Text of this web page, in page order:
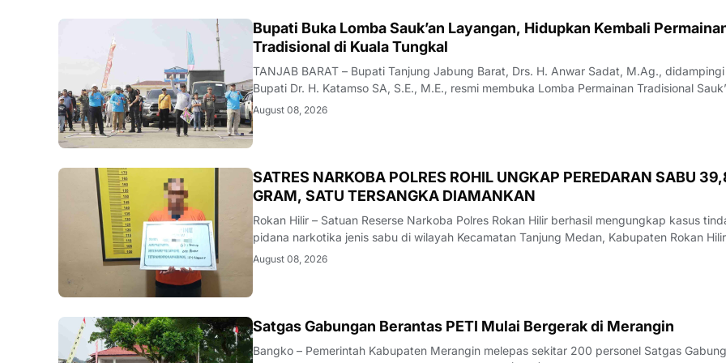
Bupati Buka Lomba Sauk’an Layangan, Hidupkan Kembali
‎TANJAB BARAT – Bupati Tanjung Jabung Barat, Drs. H. Anwar Sadat, M.Ag.,
Bupati Dr. H. Katamso SA, S.E., M.E., resmi membuka Lomba Permainan Tradisional
Layangan di kawasan Waterfront City Kuala Tungkal, Sabtu (08/08/26).‎‎Perlombaan yang
August 08, 2026
SATRES NARKOBA POLRES ROHIL UNGKAP PEREDARAN SABU
GRAM, SATU TERSANGKA DIAMANKAN
Rokan Hilir – Satuan Reserse Narkoba Polres Rokan Hilir berhasil mengungkap kasus
pidana narkotika jenis sabu di wilayah Kecamatan Tanjung Medan, Kabupaten Rokan
Provinsi Riau.Dalam pengungkapan tersebut, petugas mengamankan seorang pria
August 08, 2026
BANGKO Satgas Gabungan Berantas PETI Mulai Bergerak di Merangin
Bangko – Pemerintah Kabupaten Merangin melepas sekitar 200 personel Satgas